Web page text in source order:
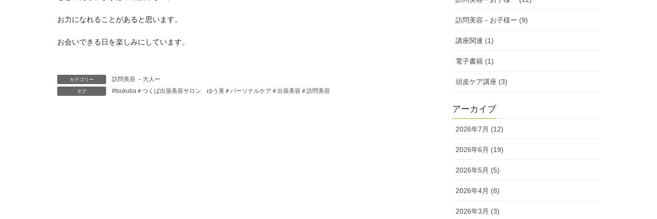
お力になれることがあると思います。
お会いできる日を楽しみにしています。
カテゴリー 訪問美容 －大人ー
タグ #tsukuba＃つくば出張美容サロン ゆう美＃パーソナルケア＃出張美容＃訪問美容
訪問美容－お子様ー (9)
講座関連 (1)
電子書籍 (1)
頭皮ケア講座 (3)
アーカイブ
2026年7月 (12)
2026年6月 (19)
2026年5月 (5)
2026年4月 (8)
2026年3月 (3)